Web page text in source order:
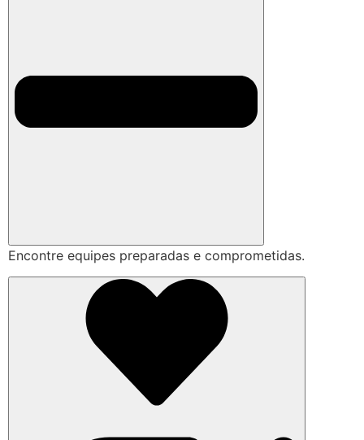
Encontre equipes preparadas e comprometidas.